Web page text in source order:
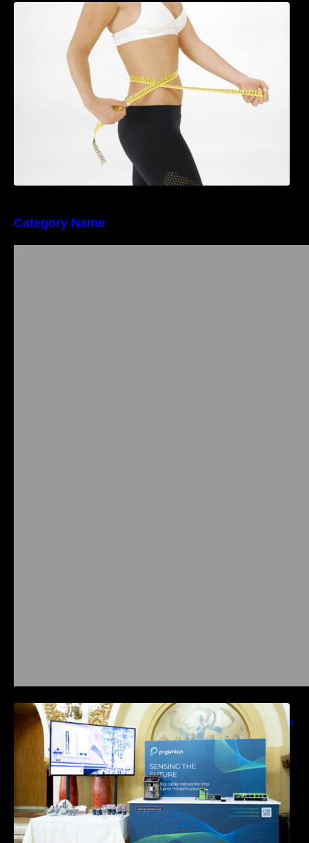
Tratamentul Wegovy® generează o scădere
în greutate de până la 22,6% la femei în
perioada menopauzei și reduce la jumătate
riscul de migrene
Category Name
Prysmian aduce la COMM26 tehnologii de
sensing si Digital Energy pentru monitorizarea
in timp real a infrastrucrutilor critice